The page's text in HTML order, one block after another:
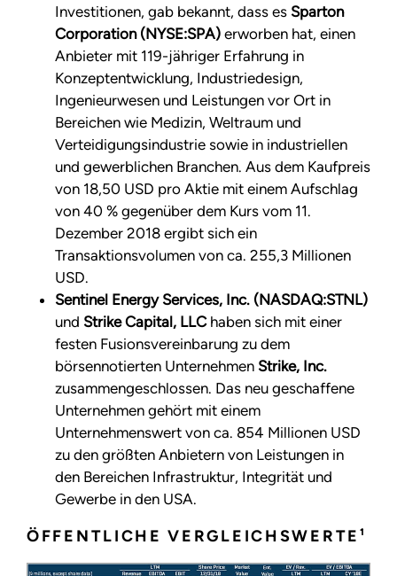
Investitionen, gab bekannt, dass es Sparton
Corporation (NYSE:SPA) erworben hat, einen
Anbieter mit 119-jähriger Erfahrung in
Konzeptentwicklung, Industriedesign,
Ingenieurwesen und Leistungen vor Ort in
Bereichen wie Medizin, Weltraum und
Verteidigungsindustrie sowie in industriellen
und gewerblichen Branchen. Aus dem Kaufpreis
von 18,50 USD pro Aktie mit einem Aufschlag
von 40 % gegenüber dem Kurs vom 11.
Dezember 2018 ergibt sich ein
Transaktionsvolumen von ca. 255,3 Millionen
USD.
Sentinel Energy Services, Inc. (NASDAQ:STNL)
und Strike Capital, LLChaben sich mit einer
festen Fusionsvereinbarung zu dem
börsennotierten Unternehmen Strike, Inc.
zusammengeschlossen. Das neu geschaffene
Unternehmen gehört mit einem
Unternehmenswert von ca. 854 Millionen USD
zu den größten Anbietern von Leistungen in
den Bereichen Infrastruktur, Integrität und
Gewerbe in den USA.
ÖFFENTLICHE VERGLEICHSWERTE¹